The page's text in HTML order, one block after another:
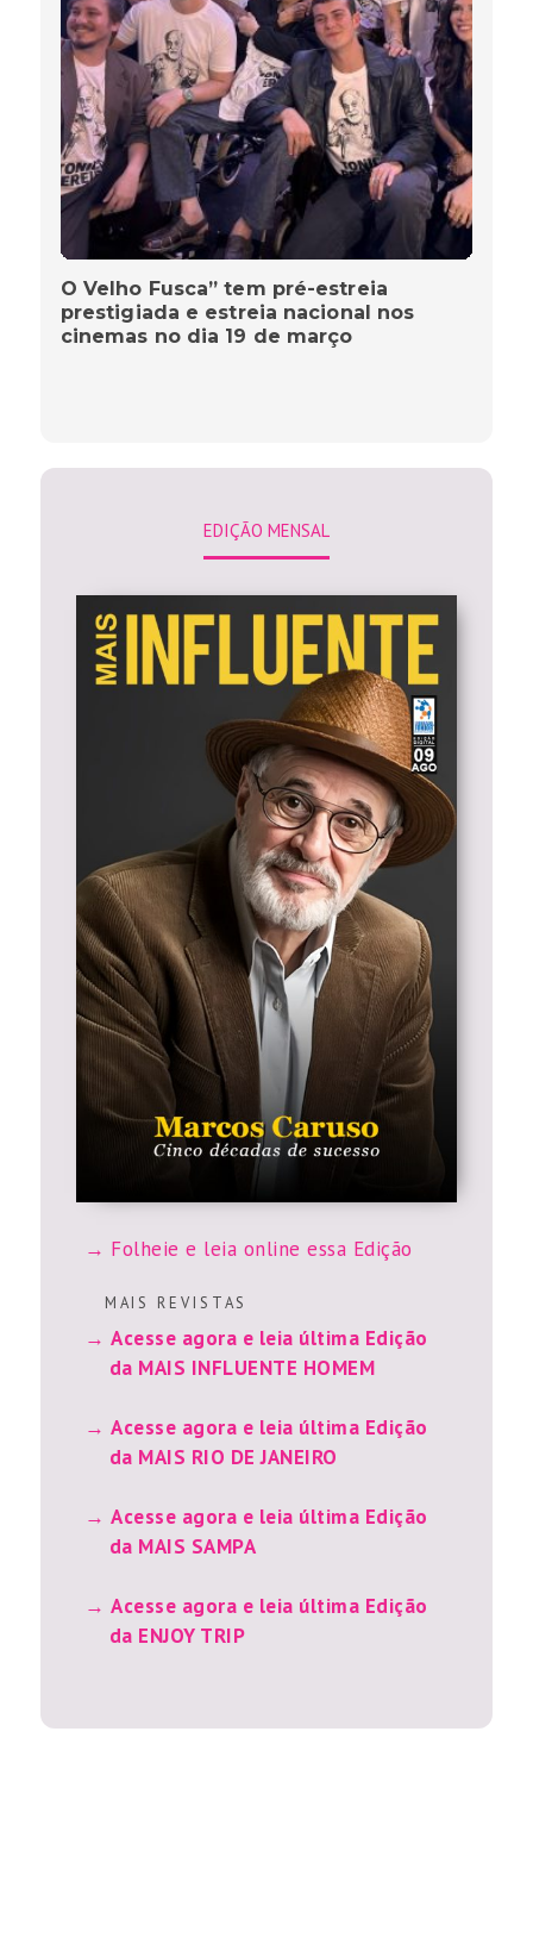
Folheie e leia online essa Edição
M A I S R E V I S T A S
Acesse agora e leia última Edição
da MAIS INFLUENTE HOMEM
Acesse agora e leia última Edição
da MAIS RIO DE JANEIRO
Acesse agora e leia última Edição
da MAIS SAMPA
Acesse agora e leia última Edição
da ENJOY TRIP